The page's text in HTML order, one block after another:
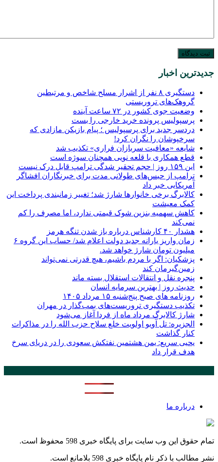
جدیدترین اخبار
دستگیری ۸ نفر از اشرار مسلح شاخص و مرتبطین
گروهک‌های تروریستی
وضعیت جوی کشور در ۷۲ ساعت آینده
پرسپولیس پرونده خرید خارجی را بست
دردسر جدید برای پرسپولیس ؛ پیام بازیکن مازادی که
سرخپوشان را نگران کرد!
شایعه «معافیت سربازان فراری» تکذیب شد
قطع همکاری با قلعه نویی همچنان سوژه است
این ۱۵۹ روز | حجم تحقیر شدگی ترامپ قابل درک نیست
ترامپ از حبس‌های طولانی مدت برای خبرنگاران افشاگر
آمریکایی خبر داد
کالابرگ برخی خانوارها شارژ شد؛ تغییر زمانبندی پرداخت این
کمک معیشت
کاهش سهمیه بنزین شوک قیمتی ندارد، اما مصرف را کم
نمی‌کند
هشدار ۴۰ کارشناس درباره باز شدن تنگه هرمز
زمان واریز یارانه جدید دولت اعلام شد/ حساب این گروه ۶
میلیون تومان شارژ خواهد شد.
پزشکیان: اگر با مردم باشیم، هیچ قدرتی نمی‌تواند
زمین‌گیرمان کند
پنجره‌ نقل و انتقالات استقلال بسته ماند
حدیث روز | بهترین سرمایه انسان
روزنامه‌ های صبح پنج‌شنبه ۱۵ مرداد ۱۴۰۵
تکذیب دستگیری تروریست‌های بمب‌گذار در مهران
شارژ کالابرگ مرداد ماه از فردا آغاز می‌شود
الجزیره: تل آویو اولویت خلع سلاح حزب الله را در مذاکرات
کنار گذاشت
یحیی سریع: یمن هشتمین نفتکش سعودی را در دریای سرخ
هدف قرار داد
درباره ما
تمام حقوق این وب سایت برای پایگاه خبری 598 محفوظ است.
نشر مطالب با ذکر نام پایگاه خبری 598 بلامانع است.